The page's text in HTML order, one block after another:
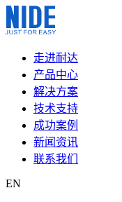
走进耐达
产品中心
解决方案
技术支持
成功案例
新闻资讯
联系我们
EN